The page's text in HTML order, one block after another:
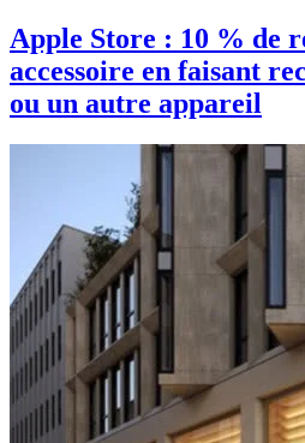
Apple Store : 10 % de
accessoire en faisant
ou un autre appareil